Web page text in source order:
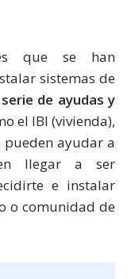
que se han
sistemas de
de ayudas y
el IBI (vivienda),
pueden ayudar a
llegar a ser
e instalar
o comunidad de